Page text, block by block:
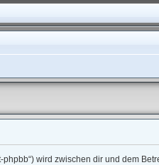
phpbb“) wird zwischen dir und dem